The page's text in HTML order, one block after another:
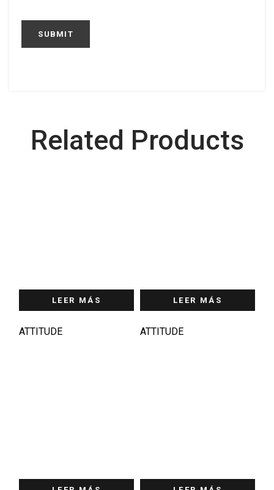
Related Products
LEER MÁS
ATTITUDE
LEER MÁS
ATTITUDE